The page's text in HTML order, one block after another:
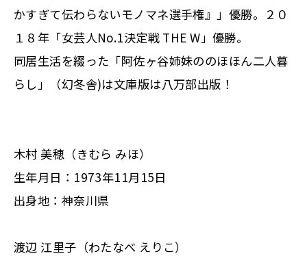
かすぎて伝わらないモノマネ選手権』」優勝。２０
１８年「女芸人No.1決定戦 THE W」優勝。
同居生活を綴った「阿佐ヶ谷姉妹ののほほん二人暮
らし」（幻冬舎)は文庫版は八万部出版！
木村 美穂（きむら みほ）
生年月日：1973年11月15日
出身地：神奈川県
渡辺 江里子（わたなべ えりこ）